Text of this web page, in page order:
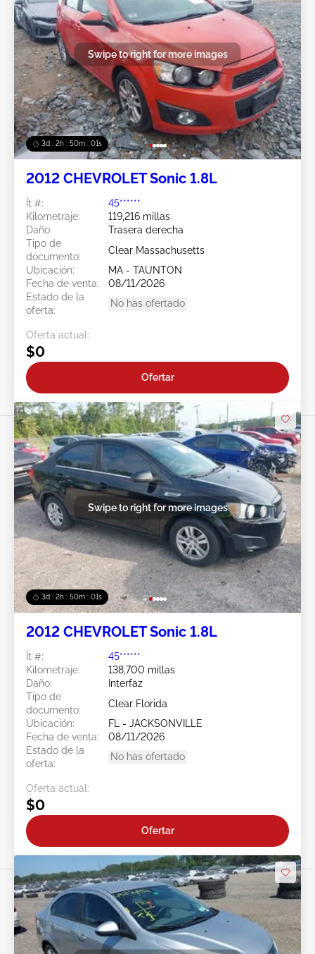
3d : 2h : 49m : 59s
Swipe to right for more images
2012 CHEVROLET Sonic 1.8L
Ít #:
45******
Kilometraje:
119,216 millas
Daño:
Trasera derecha
Tipo de
documento:
Clear Massachusetts
Ubicación:
MA - TAUNTON
Fecha de venta:
08/11/2026
Estado de la
oferta:
No has ofertado
Oferta actual:
$0
Ofertar
3d : 2h : 49m : 59s
Swipe to right for more images
2012 CHEVROLET Sonic 1.8L
Ít #:
45******
Kilometraje:
138,700 millas
Daño:
Interfaz
Tipo de
documento:
Clear Florida
Ubicación:
FL - JACKSONVILLE
Fecha de venta:
08/11/2026
Estado de la
oferta:
No has ofertado
Oferta actual:
$0
Ofertar